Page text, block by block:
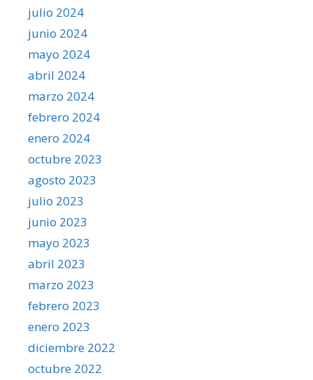
julio 2024
junio 2024
mayo 2024
abril 2024
marzo 2024
febrero 2024
enero 2024
octubre 2023
agosto 2023
julio 2023
junio 2023
mayo 2023
abril 2023
marzo 2023
febrero 2023
enero 2023
diciembre 2022
octubre 2022